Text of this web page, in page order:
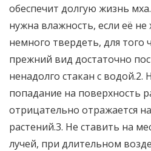
обеспечит долгую жизнь
нужна влажность, если её не
немного твердеть, для того
прежний вид достаточно
ненадолго стакан с водой.2.
попадание на поверхность
отрицательно отражается
растений.3. Не ставить на
лучей, при длительном